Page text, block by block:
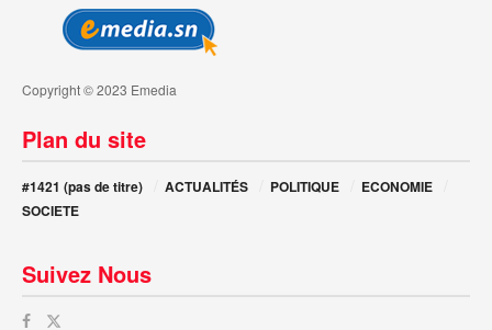
Copyright © 2023 Emedia
Plan du site
#1421 (pas de titre) ACTUALITÉS POLITIQUE
ECONOMIE
SOCIETE
Suivez Nous